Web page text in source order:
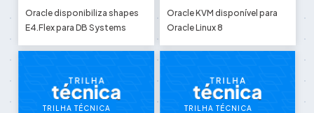
Oracle disponibiliza shapes
E4.Flex para DB Systems
Oracle KVM disponível para
Oracle Linux 8
TRILHA TÉCNICA TRILHA TÉCNICA